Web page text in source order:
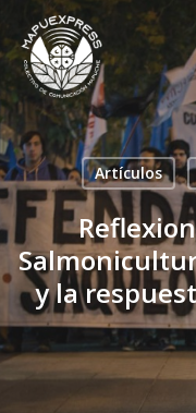
Skip
to
main
content
Artículos
y la